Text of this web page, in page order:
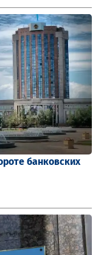
банковских